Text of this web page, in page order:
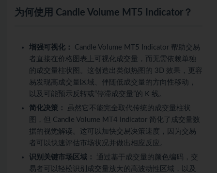
为何使用 Candle Volume MT5 Indicator？
增强可视化：
Candle Volume MT5 Indicator 帮助交易
者直接在价格图表上可视化成交量，而无需依赖单独
的成交量柱状图。这创造出类似热图的 3D 效果，更容
易发现高成交量区域、伴随低成交量的方向性移动，
以及可能预示反转或“停滞成交量”的 K 线。
简化决策：
虽然它不能完全取代传统的成交量柱状
图，但 Candle Volume MT4 Indicator 简化了成交量数
据的视觉解读。这可以加快交易决策速度，因为交易
者可以快速评估市场状况并做出相应反应。
识别关键市场区域：
通过基于成交量的颜色编码，交
易者可以轻松识别成交量放大的高波动性区域，以及